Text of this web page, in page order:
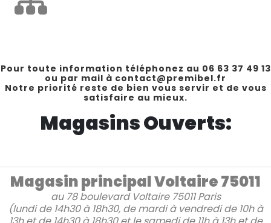
Pour toute information téléphonez au 06 63 37 49 13
ou par mail à contact@premibel.fr
Notre priorité reste de bien vous servir et de vous
satisfaire au mieux.
Magasins Ouverts:
Magasin principal Voltaire 75011
au 78 boulevard Voltaire 75011 Paris
(lundi de 14h30 à 18h30, de mardi à vendredi de 10h à